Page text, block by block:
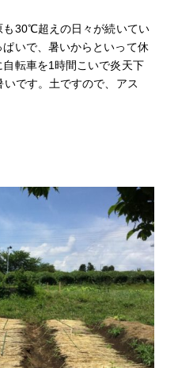
も30℃超えの日々が続いてい
いで、暑いからといって休
転車を1時間こいで炎天下
です。土ですので、アス